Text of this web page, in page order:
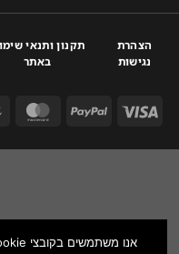
הצהרת
נגישות
תקנון ותנאי שימוש
באתר